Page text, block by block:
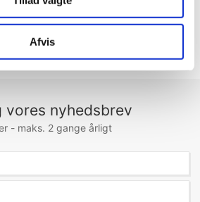
Afvis
vores nyhedsbrev
- maks. 2 gange årligt